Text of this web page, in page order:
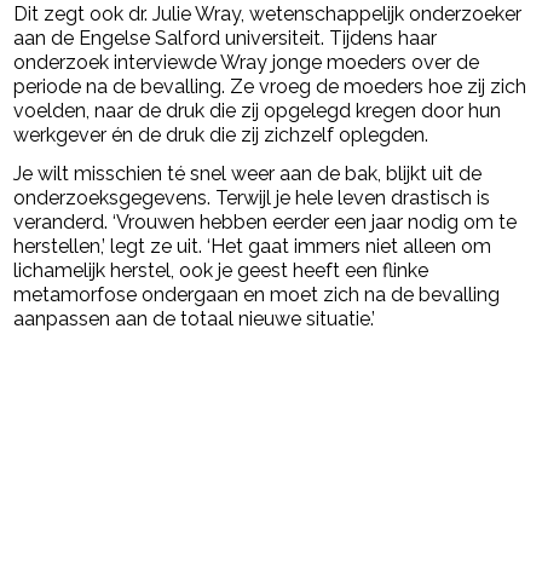
Dit zegt ook dr. Julie Wray, wetenschappelijk onderzoeker
aan de Engelse Salford universiteit. Tijdens haar
onderzoek interviewde Wray jonge moeders over de
periode na de bevalling. Ze vroeg de moeders hoe zij zich
voelden, naar de druk die zij opgelegd kregen door hun
werkgever én de druk die zij zichzelf oplegden.
Je wilt misschien té snel weer aan de bak, blijkt uit de
onderzoeksgegevens. Terwijl je hele leven drastisch is
veranderd. ‘Vrouwen hebben eerder een jaar nodig om te
herstellen,’ legt ze uit. ‘Het gaat immers niet alleen om
lichamelijk herstel, ook je geest heeft een flinke
metamorfose ondergaan en moet zich na de bevalling
aanpassen aan de totaal nieuwe situatie.’